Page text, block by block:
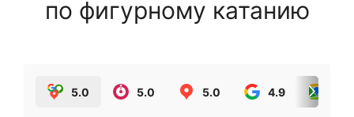
по фигурному катанию
5.0 5.0 5.0 4.9